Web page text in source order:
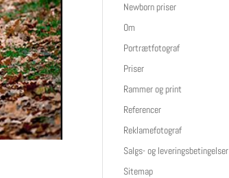
Newborn priser
Om
Portrætfotograf
Priser
Rammer og print
Referencer
Reklamefotograf
Salgs- og leveringsbetingelser
Sitemap